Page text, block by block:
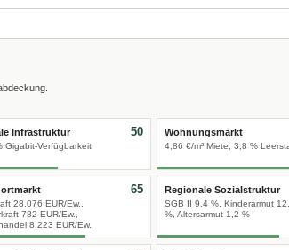
Infrastruktur
Gigabit-Verfügbarkeit
50 Wohnungsmarkt
4,86 €/m² Miete, 3,8 %
28.076 EUR/Ew.,
782 EUR/Ew.,
8.223 EUR/Ew.
65 Regionale Sozialstruktur
SGB II 9,4 %, Kinderarmut
%, Altersarmut 1,2 %